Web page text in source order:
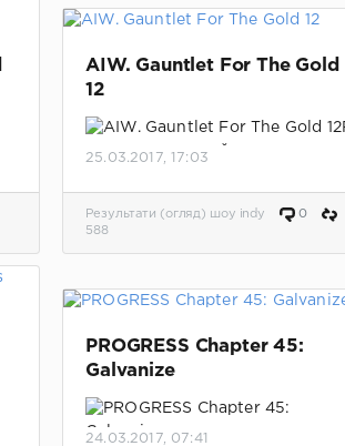
AIW. Gauntlet For The Gold
12
езультаты матчей.
25.03.2017, 17:03
Результати (огляд) шоу indy
0
588
PROGRESS Chapter 45:
Galvanize
24.03.2017, 07:41